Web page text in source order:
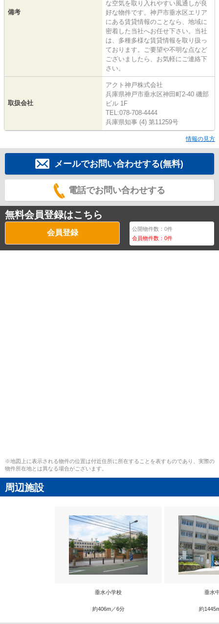
備考
な空気を取り入れやすい風通しが良
好な物件です。神戸市垂水区エリア
にある賃貸情報のことなら、地域に
密着した当社へお任せ下さい。当社
は、多種多様な賃貸情報を取り扱っ
ております。ご要望や不明な点など
ございましたら、お気軽にご連絡下
さい。
取扱会社
アクト神戸株式会社
兵庫県神戸市垂水区神田町2-40 磯部
ビル 1F
TEL:078-708-4444
兵庫県知事 (4) 第11259号
情報の見方
メールでお問い合わせする(無料)
電話でお問い合わせする
無料会員登録はこちら
会員登録 公開物件数：0件
会員物件数：0件
※地図上に表示される物件の位置は付近住所に所在することを表すものであり、実際の
物件所在地とは異なる場合がございます。
周辺施設
垂水小学校
約406m／6分
垂水
約